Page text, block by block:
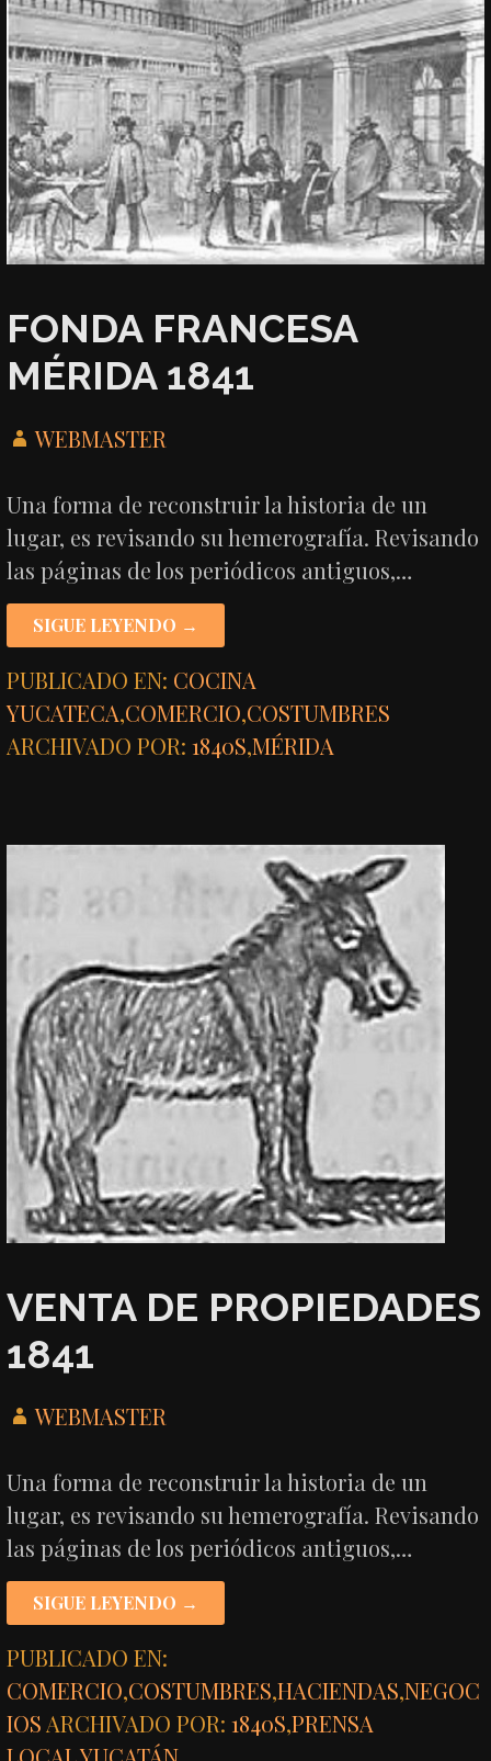
FONDA FRANCESA
MÉRIDA 1841
WEBMASTER
Una forma de reconstruir la historia de un
lugar, es revisando su hemerografía. Revisando
las páginas de los periódicos antiguos,…
SIGUE LEYENDO →
PUBLICADO EN: COCINA
YUCATECA,COMERCIO,COSTUMBRES
ARCHIVADO POR:1840S,MÉRIDA
VENTA DE PROPIEDADES
1841
WEBMASTER
Una forma de reconstruir la historia de un
lugar, es revisando su hemerografía. Revisando
las páginas de los periódicos antiguos,…
SIGUE LEYENDO →
PUBLICADO EN:
COMERCIO,COSTUMBRES,HACIENDAS,NEGOC
IOS ARCHIVADO POR:1840S,PRENSA